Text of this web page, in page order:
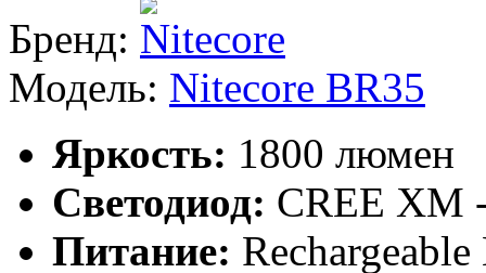
Бренд:
Модель: Nitecore BR35
Яркость: 1800 люмен
Светодиод: CREE XM
Питание: